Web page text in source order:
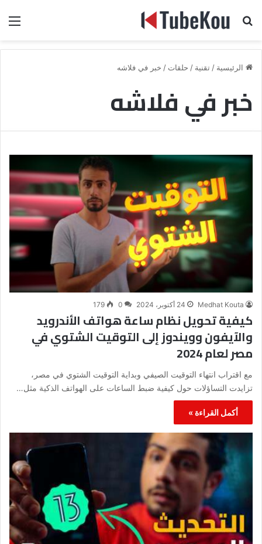
بحث عن
الرئيسية / تقنية / حلقات / خبر في فلاشه
خبر في فلاشه
Medhat Kouta 24 أكتوبر، 2024 0
179
كيفية تحويل نظام ساعة هواتف الأندرويد
والآيفون وويندوز إلى التوقيت الشتوي في
مصر لعام 2024
مع اقتراب انتهاء التوقيت الصيفي وبداية التوقيت الشتوي في مصر،
تزايدت التساؤلات حول كيفية ضبط الساعات على الهواتف الذكية مثل…
أكمل القراءة »